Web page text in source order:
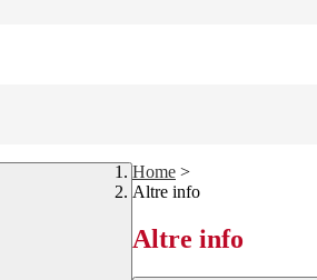
Home >
Altre info
Altre info